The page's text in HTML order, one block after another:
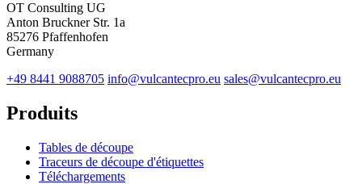
OT Consulting UG
Anton Bruckner Str. 1a
85276 Pfaffenhofen
Germany
+49 8441 9088705 info@vulcantecpro.eu sales@vulcantecpro.eu
Produits
Tables de découpe
Traceurs de découpe d'étiquettes
Téléchargements